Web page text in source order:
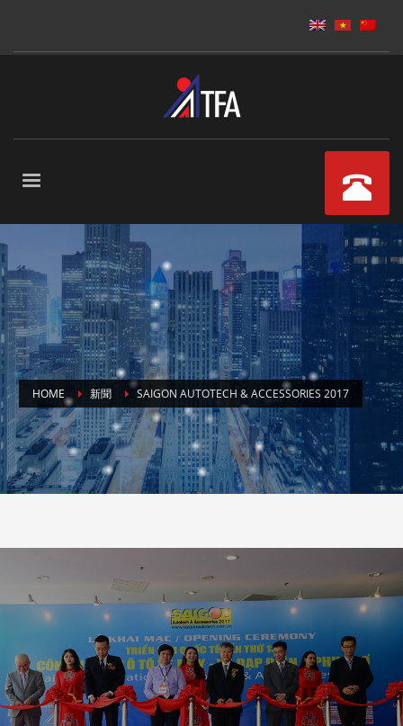
HOME 新聞 SAIGON AUTOTECH & ACCESSORIES 2017